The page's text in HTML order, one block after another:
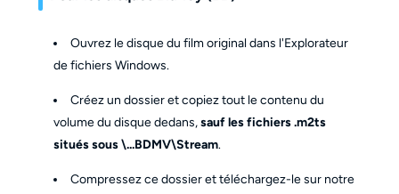
Ouvrez le disque du film original dans l'Explorateur
de fichiers Windows.
Créez un dossier et copiez tout le contenu du
volume du disque dedans,sauf les fichiers .m2ts
situés sous \...BDMV\Stream.
Compressez ce dossier et téléchargez-le sur notre